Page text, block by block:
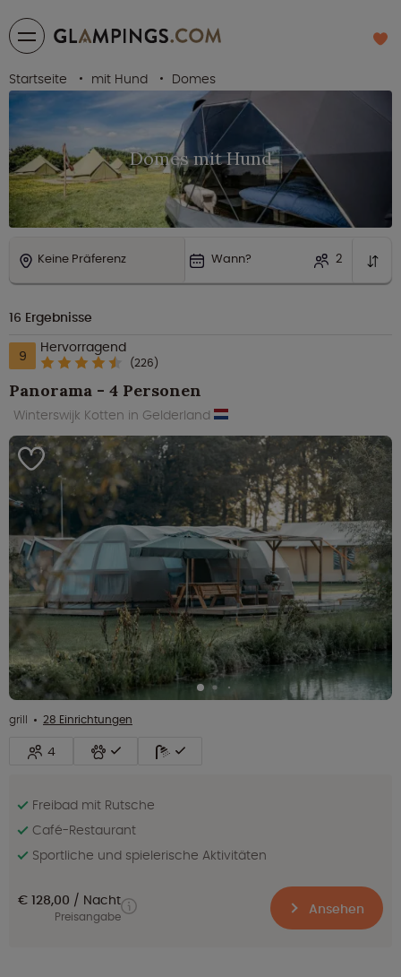
Startseite mit Hund Domes
Domes mit Hund
Keine Präferenz Wann? 2
16 Ergebnisse
9 Hervorragend
(226)
Panorama - 4 Personen
Winterswijk Kotten in Gelderland
grill 28 Einrichtungen
4
Freibad mit Rutsche
Café-Restaurant
Sportliche und spielerische Aktivitäten
€ 128,00 Nacht
Preisangabe Ansehen